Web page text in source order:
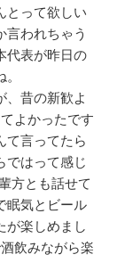
とって欲しい
言われちゃう
代表が昨日の
、昔の新歓よ
よかったです
て言ってたら
ではって感じ
方とも話せて
眠気とビール
が楽しめまし
飲みながら楽